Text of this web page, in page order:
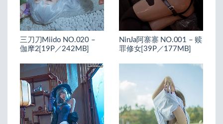
三刀刀Miido NO.020 –
伽摩2[19P／242MB]
NinJa阿寨寨 NO.001 – 赎
罪修女[39P／177MB]